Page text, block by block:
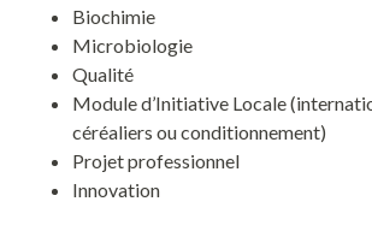
Biochimie
Microbiologie
Qualité
Module d’Initiative Locale
céréaliers ou conditionnement)
Projet professionnel
Innovation